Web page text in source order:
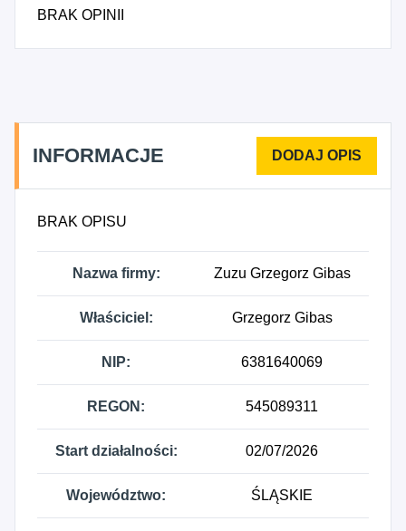
BRAK OPINII
INFORMACJE
BRAK OPISU
Nazwa firmy: Zuzu Grzegorz Gibas
Właściciel: Grzegorz Gibas
NIP: 6381640069
REGON: 545089311
Start działalności: 02/07/2026
Województwo: ŚLĄSKIE